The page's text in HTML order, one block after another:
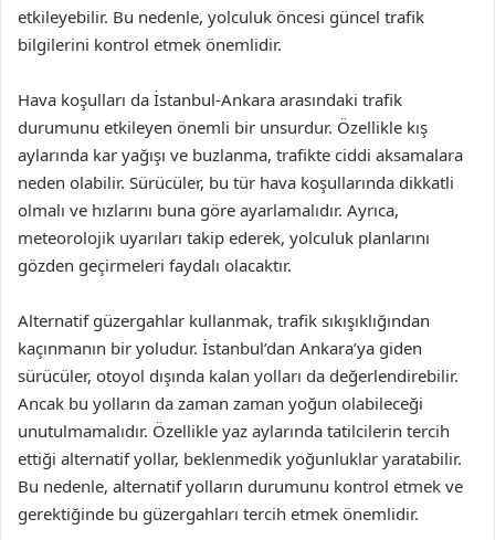
etkileyebilir. Bu nedenle, yolculuk öncesi güncel trafik
bilgilerini kontrol etmek önemlidir.
Hava koşulları da İstanbul-Ankara arasındaki trafik
durumunu etkileyen önemli bir unsurdur. Özellikle kış
aylarında kar yağışı ve buzlanma, trafikte ciddi aksamalara
neden olabilir. Sürücüler, bu tür hava koşullarında dikkatli
olmalı ve hızlarını buna göre ayarlamalıdır. Ayrıca,
meteorolojik uyarıları takip ederek, yolculuk planlarını
gözden geçirmeleri faydalı olacaktır.
Alternatif güzergahlar kullanmak, trafik sıkışıklığından
kaçınmanın bir yoludur. İstanbul’dan Ankara’ya giden
sürücüler, otoyol dışında kalan yolları da değerlendirebilir.
Ancak bu yolların da zaman zaman yoğun olabileceği
unutulmamalıdır. Özellikle yaz aylarında tatilcilerin tercih
ettiği alternatif yollar, beklenmedik yoğunluklar yaratabilir.
Bu nedenle, alternatif yolların durumunu kontrol etmek ve
gerektiğinde bu güzergahları tercih etmek önemlidir.